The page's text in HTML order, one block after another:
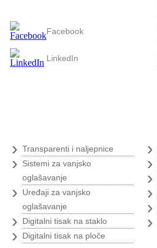
Facebook
LinkedIn
› Transparenti i naljepnice
›
Sistemi za vanjsko
oglašavanje
›
Uređaji za vanjsko
oglašavanje
› Digitalni tisak na staklo
› Digitalni tisak na ploče
›
›
›
›
›
›